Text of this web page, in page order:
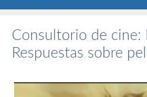
Consultorio de cine:
Respuestas sobre